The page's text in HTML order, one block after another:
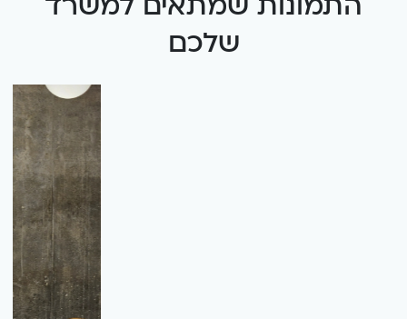
שלכם